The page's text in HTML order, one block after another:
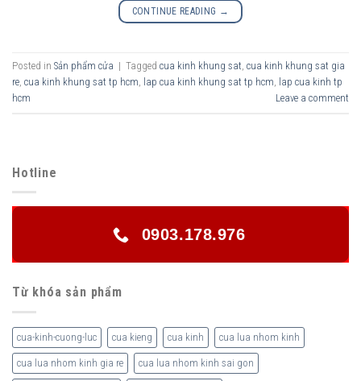
CONTINUE READING →
Posted in Sản phẩm cửa | Tagged cua kinh khung sat cua kinh khung sat gia
re cua kinh khung sat tp hcm lap cua kinh khung sat tp hcm
lap cua kinh tp
hcm
Leave a comment
Hotline
0903.178.976
Từ khóa sản phẩm
cua-kinh-cuong-luc cua kieng cua kinh cua lua nhom kinh
cua lua nhom kinh gia re cua lua nhom kinh sai gon